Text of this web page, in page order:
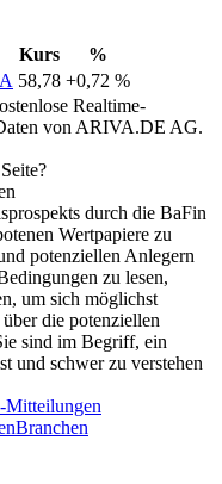
Kurs
%
58,78 +0,72 %
Realtime-
von ARIVA.DE AG.
durch die BaFin
Wertpapiere zu
potenziellen Anlegern
zu lesen,
um sich möglichst
die potenziellen
sind im Begriff, ein
und schwer zu verstehen
Mitteilungen
Branchen